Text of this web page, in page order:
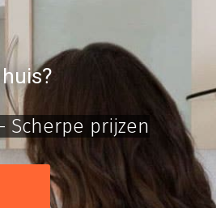
Scherpe prijzen